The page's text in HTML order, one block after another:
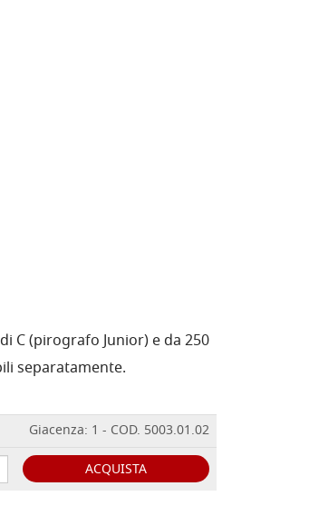
C (pirografo Junior) e da 250
separatamente.
Giacenza: 1 - COD. 5003.01.02
ACQUISTA